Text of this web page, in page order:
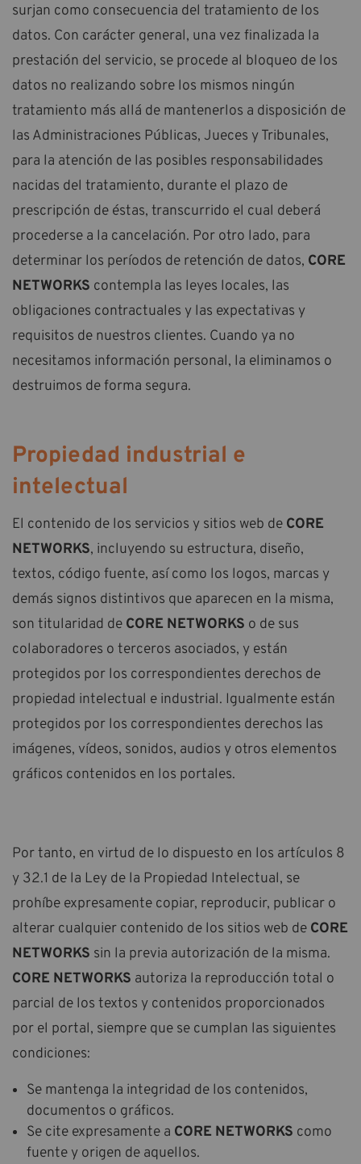
surjan como consecuencia del tratamiento de los
datos. Con carácter general, una vez finalizada la
prestación del servicio, se procede al bloqueo de los
datos no realizando sobre los mismos ningún
tratamiento más allá de mantenerlos a disposición de
las Administraciones Públicas, Jueces y Tribunales,
para la atención de las posibles responsabilidades
nacidas del tratamiento, durante el plazo de
prescripción de éstas, transcurrido el cual deberá
procederse a la cancelación. Por otro lado, para
determinar los períodos de retención de datos, CORE
NETWORKS contempla las leyes locales, las
obligaciones contractuales y las expectativas y
requisitos de nuestros clientes. Cuando ya no
necesitamos información personal, la eliminamos o
destruimos de forma segura.
Propiedad industrial e
intelectual
El contenido de los servicios y sitios web de CORE
NETWORKS, incluyendo su estructura, diseño,
textos, código fuente, así como los logos, marcas y
demás signos distintivos que aparecen en la misma,
son titularidad de CORE NETWORKS o de sus
colaboradores o terceros asociados, y están
protegidos por los correspondientes derechos de
propiedad intelectual e industrial. Igualmente están
protegidos por los correspondientes derechos las
imágenes, vídeos, sonidos, audios y otros elementos
gráficos contenidos en los portales.
Por tanto, en virtud de lo dispuesto en los artículos 8
y 32.1 de la Ley de la Propiedad Intelectual, se
prohíbe expresamente copiar, reproducir, publicar o
alterar cualquier contenido de los sitios web de CORE
NETWORKS sin la previa autorización de la misma.
CORE NETWORKS autoriza la reproducción total o
parcial de los textos y contenidos proporcionados
por el portal, siempre que se cumplan las siguientes
condiciones:
Se mantenga la integridad de los contenidos,
documentos o gráficos.
Se cite expresamente a CORE NETWORKS como
fuente y origen de aquellos.